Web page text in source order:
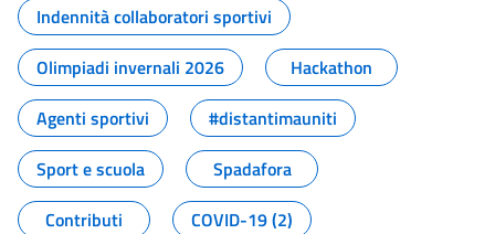
Indennità collaboratori sportivi
Olimpiadi invernali 2026
Hackathon
Agenti sportivi
#distantimauniti
Sport e scuola
Spadafora
Contributi
COVID-19 (2)